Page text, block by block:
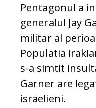
Pentagonul a
generalul Jay
militar al
Populatia
s-a simtit
Garner are
israelieni.